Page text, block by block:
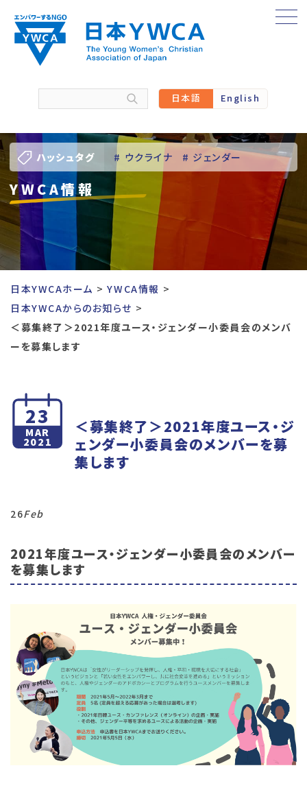
content
日本語 English
ハッシュタグ # ウクライナ # ジェンダー
# バーチャル訪問
# 人権 # 国際協力
# 地域YWCA
# 東日本大震災被災者支援
# 若い女性のリーダーシップ
YWCA情報
日本YWCAホーム
YWCA情報
日本YWCAからのお知らせ
＜募集終了＞2021年度ユース・ジェンダー小委員会のメンバ
ーを募集します
23
MAR
2021
＜募集終了＞2021年度ユース・ジ
ェンダー小委員会のメンバーを募
集します
26Feb
2021年度ユース・ジェンダー小委員会のメンバー
を募集します